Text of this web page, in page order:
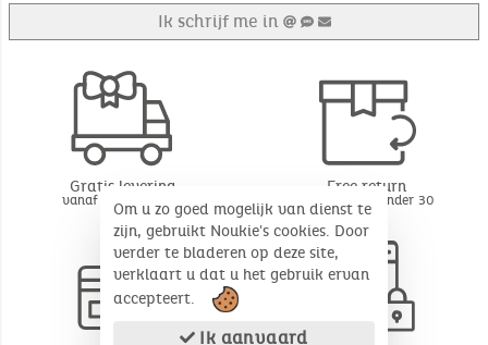
Ik schrijf me in
Gratis levering
vanaf 49€ aankoop
Free return
BE - FR - LU onder 30
dagen*
Om u zo goed mogelijk van dienst te
zijn, gebruikt Noukie's cookies. Door
verder te bladeren op deze site,
verklaart u dat u het gebruik ervan
accepteert.
Ik aanvaard